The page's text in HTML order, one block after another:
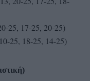
25, 17-25, 20-25)
25, 18-25, 14-25)